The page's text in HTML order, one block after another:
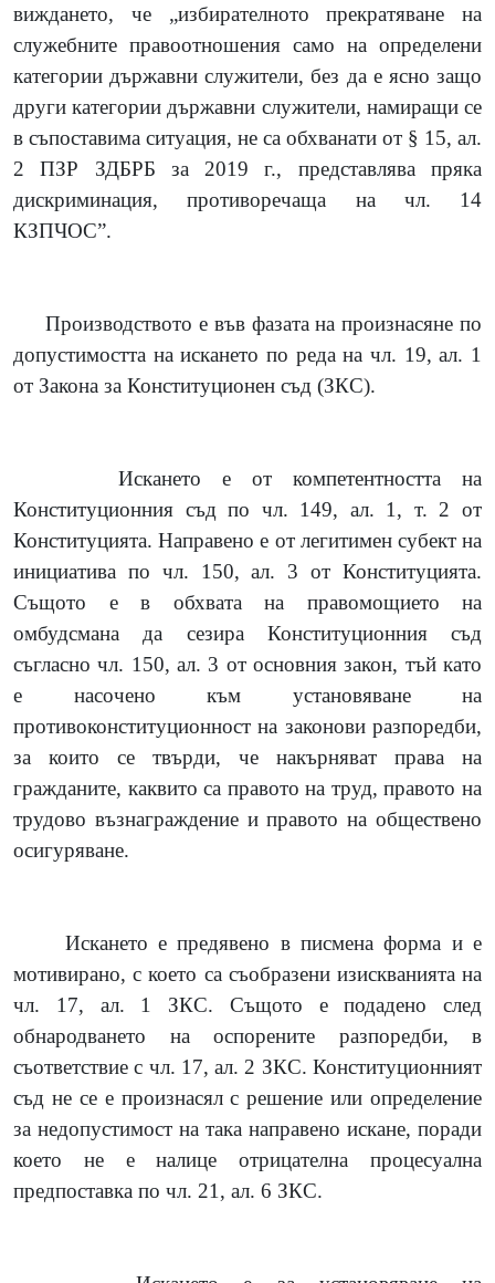
виждането, че „избирателното прекратяване на
служебните правоотношения само на определени
категории държавни служители, без да е ясно защо
други категории държавни служители, намиращи се
в съпоставима ситуация, не са обхванати от § 15, ал.
2 ПЗР ЗДБРБ за 2019 г., представлява пряка
дискриминация, противоречаща на чл. 14
КЗПЧОС”.
Производството е във фазата на произнасяне по
допустимостта на искането по реда на чл. 19, ал. 1
от Закона за Конституционен съд (ЗКС).
Искането е от компетентността на
Конституционния съд по чл. 149, ал. 1, т. 2 от
Конституцията. Направено е от легитимен субект на
инициатива по чл. 150, ал. 3 от Конституцията.
Същото е в обхвата на правомощието на
омбудсмана да сезира Конституционния съд
съгласно чл. 150, ал. 3 от основния закон, тъй като
е насочено към установяване на
противоконституционност на законови разпоредби,
за които се твърди, че накърняват права на
гражданите, каквито са правото на труд, правото на
трудово възнаграждение и правото на обществено
осигуряване.
Искането е предявено в писмена форма и е
мотивирано, с което са съобразени изискванията на
чл. 17, ал. 1 ЗКС. Същото е подадено след
обнародването на оспорените разпоредби, в
съответствие с чл. 17, ал. 2 ЗКС. Конституционният
съд не се е произнасял с решение или определение
за недопустимост на така направено искане, поради
което не е налице отрицателна процесуална
предпоставка по чл. 21, ал. 6 ЗКС.